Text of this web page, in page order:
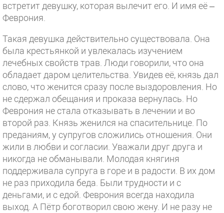
встретит девушку, которая вылечит его. И имя её –
Феврония.
Такая девушка действительно существовала. Она
была крестьянкой и увлекалась изучением
лечебных свойств трав. Люди говорили, что она
обладает даром целительства. Увидев её, князь дал
слово, что женится сразу после выздоровления. Но
не сдержал обещания и проказа вернулась. Но
Феврония не стала отказывать в лечении и во
второй раз. Князь женился на спасительнице. По
преданиям, у супругов сложились отношения. Они
жили в любви и согласии. Уважали друг друга и
никогда не обманывали. Молодая княгиня
поддерживала супруга в горе и в радости. В их дом
не раз приходила беда. Были трудности и с
деньгами, и с едой. Феврония всегда находила
выход. А Пётр боготворил свою жену. И не разу не